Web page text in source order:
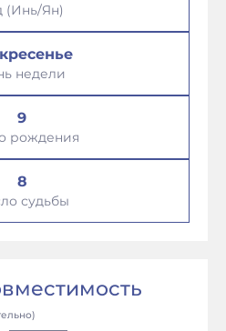
(Инь/Ян)
недели
9
рождения
8
судьбы